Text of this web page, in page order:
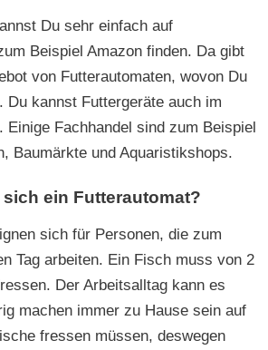
Du sehr einfach auf
Beispiel Amazon finden. Da gibt
von Futterautomaten, wovon Du
Du kannst Futtergeräte auch im
Einige Fachhandel sind zum Beispiel
Baumärkte und Aquaristikshops.
ein Futterautomat?
sich für Personen, die zum
Tag arbeiten. Ein Fisch muss von 2
Der Arbeitsalltag kann es
machen immer zu Hause sein auf
fressen müssen, deswegen